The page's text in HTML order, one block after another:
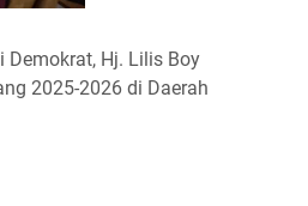
Demokrat, Hj. Lilis Boy
2025-2026 di Daerah